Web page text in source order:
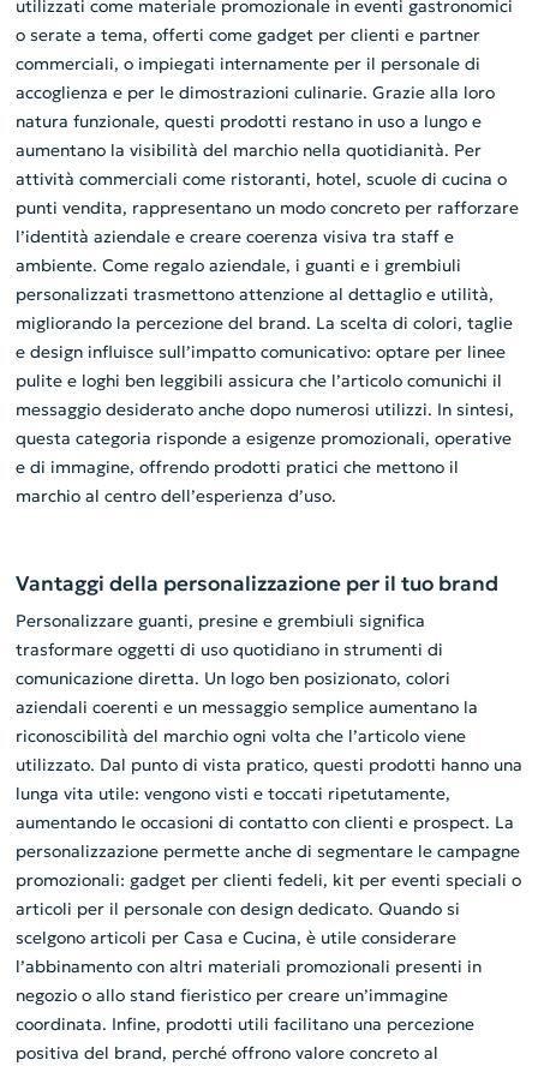
utilizzati come materiale promozionale in eventi gastronomici
o serate a tema, offerti come gadget per clienti e partner
commerciali, o impiegati internamente per il personale di
accoglienza e per le dimostrazioni culinarie. Grazie alla loro
natura funzionale, questi prodotti restano in uso a lungo e
aumentano la visibilità del marchio nella quotidianità. Per
attività commerciali come ristoranti, hotel, scuole di cucina o
punti vendita, rappresentano un modo concreto per rafforzare
l’identità aziendale e creare coerenza visiva tra staff e
ambiente. Come regalo aziendale, i guanti e i grembiuli
personalizzati trasmettono attenzione al dettaglio e utilità,
migliorando la percezione del brand. La scelta di colori, taglie
e design influisce sull’impatto comunicativo: optare per linee
pulite e loghi ben leggibili assicura che l’articolo comunichi il
messaggio desiderato anche dopo numerosi utilizzi. In sintesi,
questa categoria risponde a esigenze promozionali, operative
e di immagine, offrendo prodotti pratici che mettono il
marchio al centro dell’esperienza d’uso.
Vantaggi della personalizzazione per il tuo brand
Personalizzare guanti, presine e grembiuli significa
trasformare oggetti di uso quotidiano in strumenti di
comunicazione diretta. Un logo ben posizionato, colori
aziendali coerenti e un messaggio semplice aumentano la
riconoscibilità del marchio ogni volta che l’articolo viene
utilizzato. Dal punto di vista pratico, questi prodotti hanno una
lunga vita utile: vengono visti e toccati ripetutamente,
aumentando le occasioni di contatto con clienti e prospect. La
personalizzazione permette anche di segmentare le campagne
promozionali: gadget per clienti fedeli, kit per eventi speciali o
articoli per il personale con design dedicato. Quando si
scelgono articoli per Casa e Cucina, è utile considerare
l’abbinamento con altri materiali promozionali presenti in
negozio o allo stand fieristico per creare un’immagine
coordinata. Infine, prodotti utili facilitano una percezione
positiva del brand, perché offrono valore concreto al